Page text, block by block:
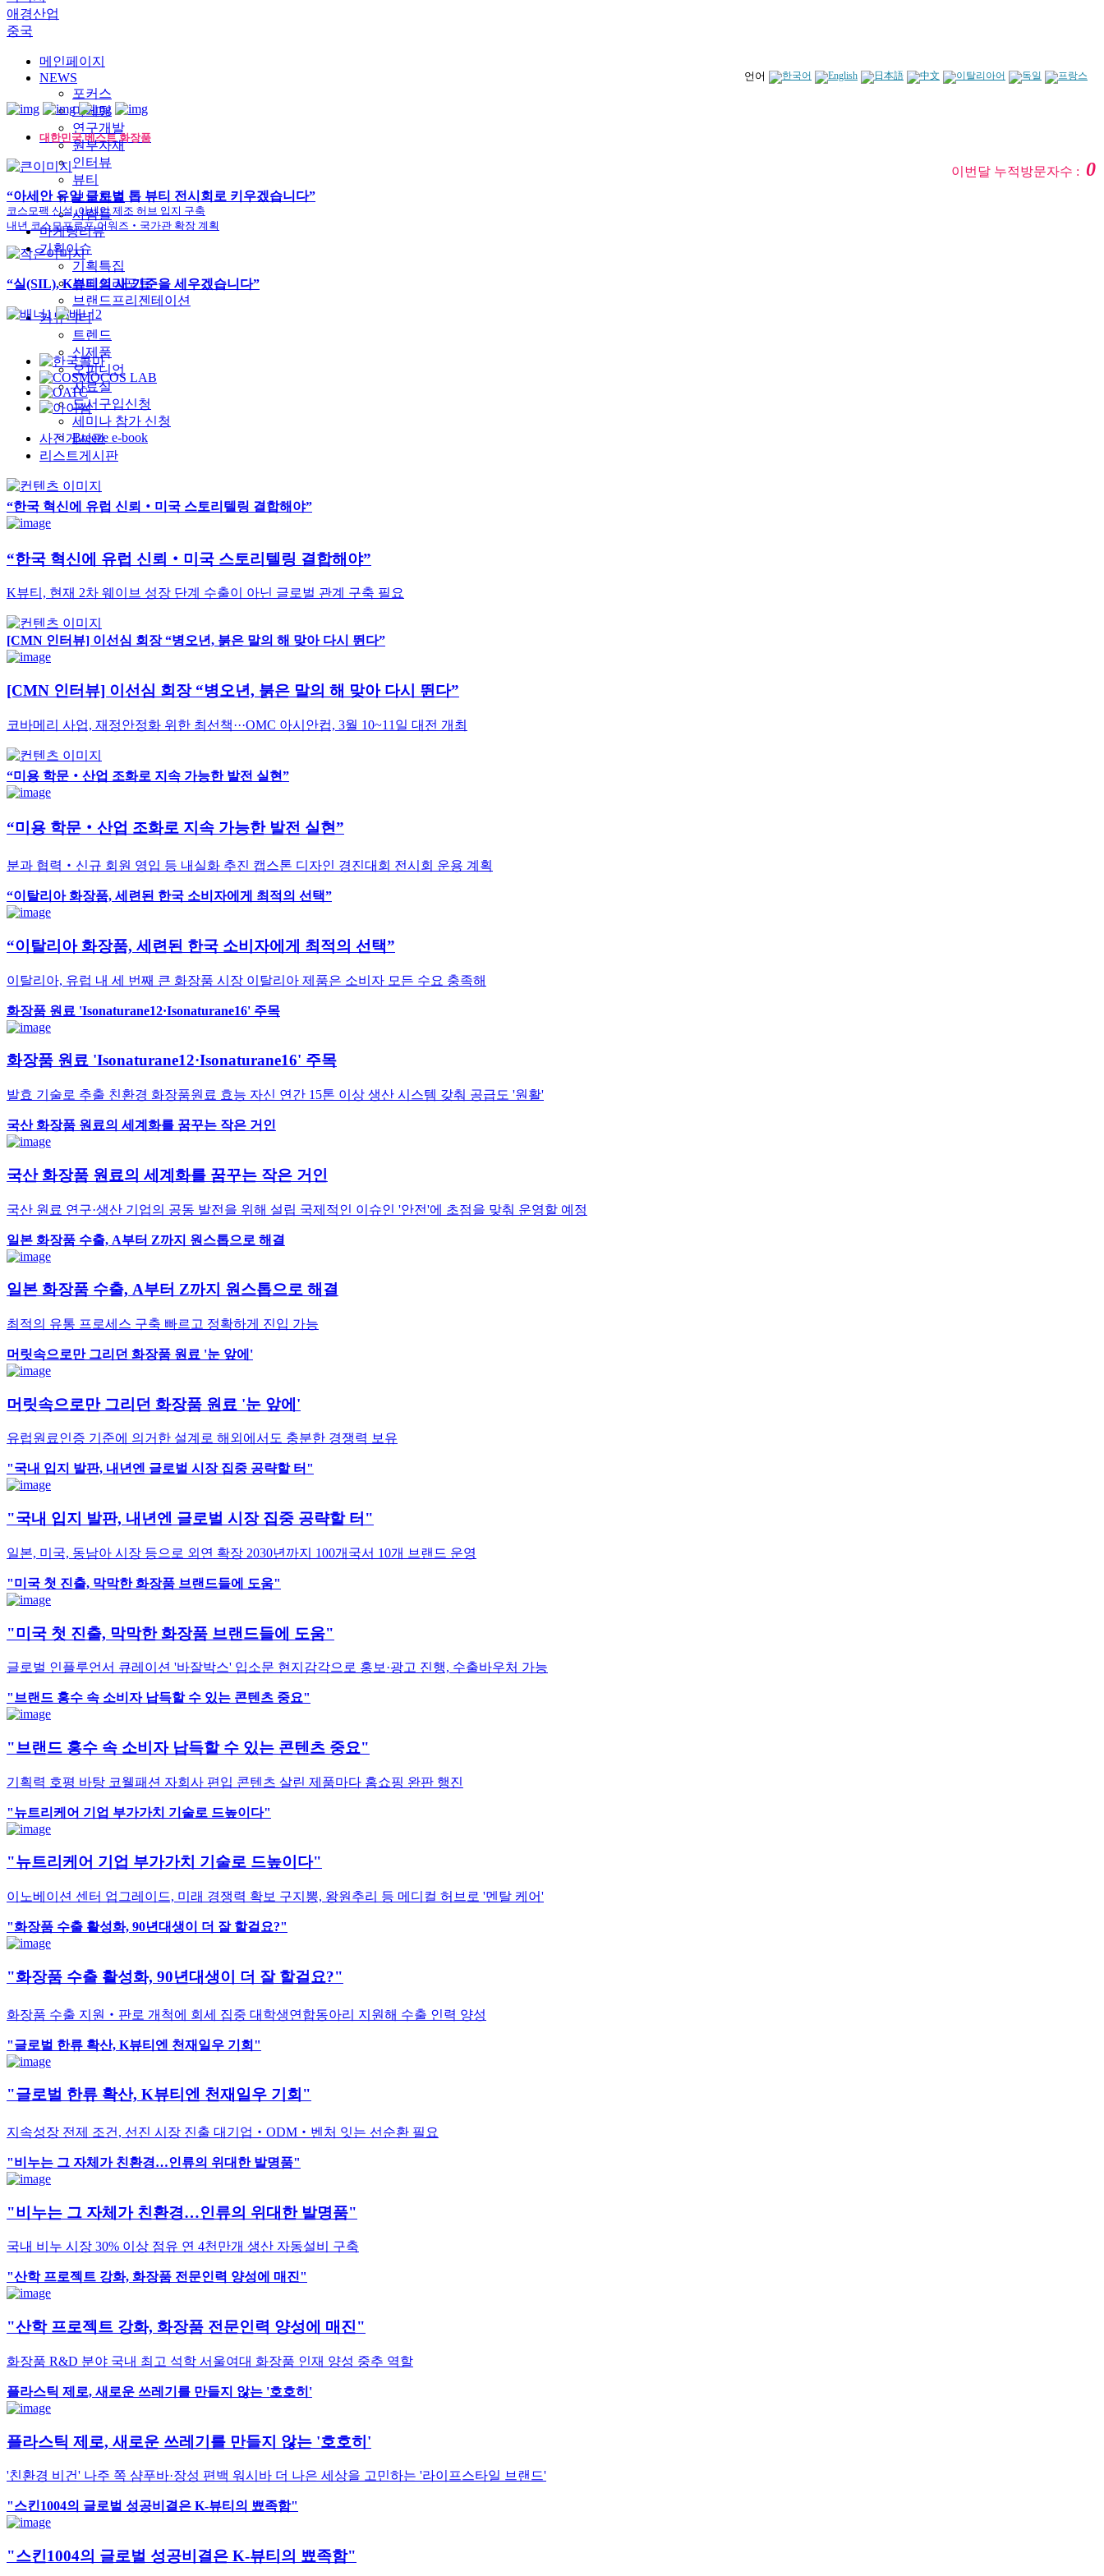
애경산업
중국
언어
메인페이지
NEWS
포커스
마케팅
연구개발
원부자재
인터뷰
뷰티
보도자료
사람들
마케팅리뷰
기획이슈
기획특집
스페셜리포트
브랜드프리젠테이션
커뮤니티
트렌드
신제품
오피니언
자료실
도서구입신청
세미나 참가 신청
Breeze e-book
대한민국 베스트 화장품
이번달 누적방문자수 :0
“아세안 유일 글로벌 톱 뷰티 전시회로 키우겠습니다”
코스모팩 신설, 아세안 제조 허브 입지 구축
내년 코스모프로프 어워즈‧국가관 확장 계획
“실(SIL), K뷰티의 새 기준을 세우겠습니다”
사진게시판
리스트게시판
“한국 혁신에 유럽 신뢰‧미국 스토리텔링 결합해야”
“한국 혁신에 유럽 신뢰‧미국 스토리텔링 결합해야”
K뷰티, 현재 2차 웨이브 성장 단계 수출이 아닌 글로벌 관계 구축 필요
[CMN 인터뷰] 이선심 회장 “병오년, 붉은 말의 해 맞아 다시 뛴다”
[CMN 인터뷰] 이선심 회장 “병오년, 붉은 말의 해 맞아 다시 뛴다”
코바메리 사업, 재정안정화 위한 최선책···OMC 아시안컵, 3월 10~11일 대전 개최
“미용 학문‧산업 조화로 지속 가능한 발전 실현”
“미용 학문‧산업 조화로 지속 가능한 발전 실현”
분과 협력‧신규 회원 영입 등 내실화 추진 캡스톤 디자인 경진대회 전시회 운용 계획
“이탈리아 화장품, 세련된 한국 소비자에게 최적의 선택”
“이탈리아 화장품, 세련된 한국 소비자에게 최적의 선택”
이탈리아, 유럽 내 세 번째 큰 화장품 시장 이탈리아 제품은 소비자 모든 수요 충족해
화장품 원료 'Isonaturane12·Isonaturane16' 주목
화장품 원료 'Isonaturane12·Isonaturane16' 주목
발효 기술로 추출 친환경 화장품원료 효능 자신 연간 15톤 이상 생산 시스템 갖춰 공급도 '원활'
국산 화장품 원료의 세계화를 꿈꾸는 작은 거인
국산 화장품 원료의 세계화를 꿈꾸는 작은 거인
국산 원료 연구·생산 기업의 공동 발전을 위해 설립 국제적인 이슈인 '안전'에 초점을 맞춰 운영할 예정
일본 화장품 수출, A부터 Z까지 원스톱으로 해결
일본 화장품 수출, A부터 Z까지 원스톱으로 해결
최적의 유통 프로세스 구축 빠르고 정확하게 진입 가능
머릿속으로만 그리던 화장품 원료 '눈 앞에'
머릿속으로만 그리던 화장품 원료 '눈 앞에'
유럽원료인증 기준에 의거한 설계로 해외에서도 충분한 경쟁력 보유
"국내 입지 발판, 내년엔 글로벌 시장 집중 공략할 터"
"국내 입지 발판, 내년엔 글로벌 시장 집중 공략할 터"
일본, 미국, 동남아 시장 등으로 외연 확장 2030년까지 100개국서 10개 브랜드 운영
"미국 첫 진출, 막막한 화장품 브랜드들에 도움"
"미국 첫 진출, 막막한 화장품 브랜드들에 도움"
글로벌 인플루언서 큐레이션 '바잘박스' 입소문 현지감각으로 홍보·광고 진행, 수출바우처 가능
"브랜드 홍수 속 소비자 납득할 수 있는 콘텐츠 중요"
"브랜드 홍수 속 소비자 납득할 수 있는 콘텐츠 중요"
기획력 호평 바탕 코웰패션 자회사 편입 콘텐츠 살린 제품마다 홈쇼핑 완판 행진
"뉴트리케어 기업 부가가치 기술로 드높이다"
"뉴트리케어 기업 부가가치 기술로 드높이다"
이노베이션 센터 업그레이드, 미래 경쟁력 확보 구지뽕, 왕원추리 등 메디컬 허브로 '멘탈 케어'
"화장품 수출 활성화, 90년대생이 더 잘 할걸요?"
"화장품 수출 활성화, 90년대생이 더 잘 할걸요?"
화장품 수출 지원‧판로 개척에 회세 집중 대학생연합동아리 지원해 수출 인력 양성
"글로벌 한류 확산, K뷰티엔 천재일우 기회"
"글로벌 한류 확산, K뷰티엔 천재일우 기회"
지속성장 전제 조건, 선진 시장 진출 대기업‧ODM‧벤처 잇는 선순환 필요
"비누는 그 자체가 친환경…인류의 위대한 발명품"
"비누는 그 자체가 친환경…인류의 위대한 발명품"
국내 비누 시장 30% 이상 점유 연 4천만개 생산 자동설비 구축
"산학 프로젝트 강화, 화장품 전문인력 양성에 매진"
"산학 프로젝트 강화, 화장품 전문인력 양성에 매진"
화장품 R&D 분야 국내 최고 석학 서울여대 화장품 인재 양성 중추 역할
플라스틱 제로, 새로운 쓰레기를 만들지 않는 '호호히'
플라스틱 제로, 새로운 쓰레기를 만들지 않는 '호호히'
'친환경 비건' 나주 쪽 샴푸바·장성 편백 워시바 더 나은 세상을 고민하는 '라이프스타일 브랜드'
"스킨1004의 글로벌 성공비결은 K-뷰티의 뾰족함"
"스킨1004의 글로벌 성공비결은 K-뷰티의 뾰족함"